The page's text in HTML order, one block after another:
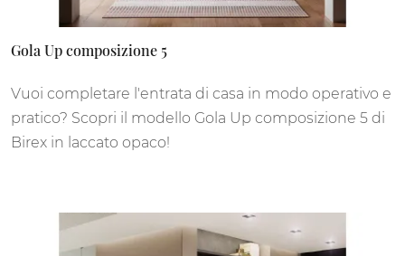
Gola Up composizione 5
Vuoi completare l'entrata di casa in modo operativo e
pratico? Scopri il modello Gola Up composizione 5 di
Birex in laccato opaco!